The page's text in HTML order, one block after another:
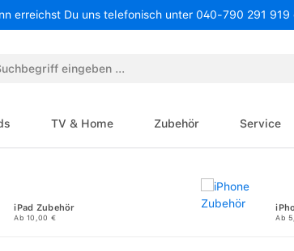
erreichst Du uns telefonisch unter 040-790 291
TV & Home Zubehör Service
iPad Zubehör
Ab 10,00 € Ab